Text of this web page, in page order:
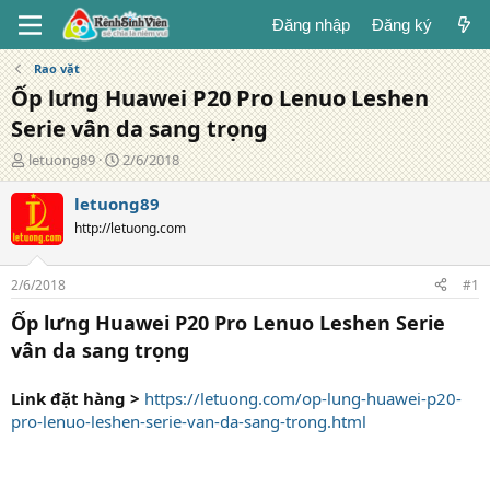
Đăng nhập Đăng ký
Rao vặt
Ốp lưng Huawei P20 Pro Lenuo Leshen
Serie vân da sang trọng
T
á
c
i
ả
letuong89
N
g
à
đ
g
2/6/2018
letuong89
http://letuong.com
2/6/2018 #1
Ốp lưng Huawei P20 Pro Lenuo Leshen Serie
vân da sang trọng
Link đặt hàng > https://letuong.com/op-lung-huawei-p20-
pro-lenuo-leshen-serie-van-da-sang-trong.html